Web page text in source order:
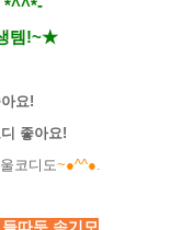
*^^*-
템!~★
요!
좋아요!
코디도~●^^●.